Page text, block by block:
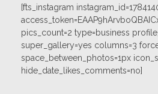
[fts_instagram
pics_count=2 type=business
super_gallery=yes columns=3
space_between_photos=1px
hide_date_likes_comments=no]